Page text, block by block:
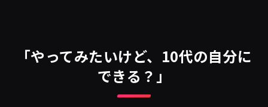
「やってみたいけど、10代の自分に
できる？」